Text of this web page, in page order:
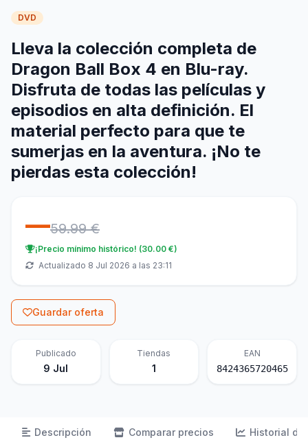
DVD
Lleva la colección completa de
Dragon Ball Box 4 en Blu-ray.
Disfruta de todas las películas y
episodios en alta definición. El
material perfecto para que te
sumerjas en la aventura. ¡No te
pierdas esta colección!
—59.99 €
¡Precio mínimo histórico! (30.00 €)
Actualizado 8 Jul 2026 a las 23:11
Guardar oferta
Publicado
9 Jul
Tiendas
1
EAN
8424365720465
Descripción Comparar precios Historial de